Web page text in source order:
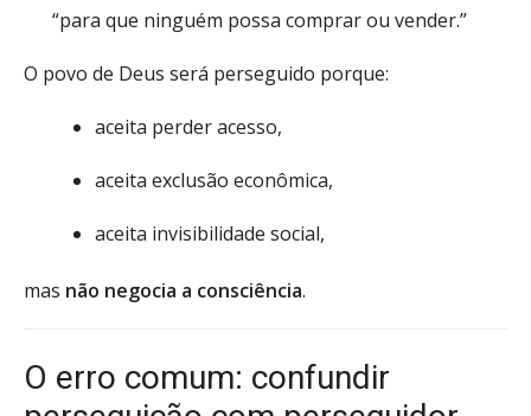
“para que ninguém possa comprar ou vender.”
O povo de Deus será perseguido porque:
aceita perder acesso,
aceita exclusão econômica,
aceita invisibilidade social,
mas não negocia a consciência.
O erro comum: confundir